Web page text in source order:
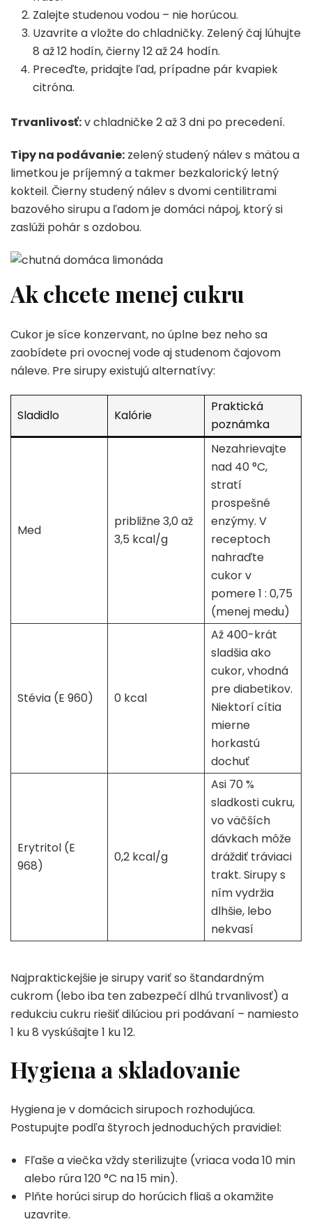
Zalejte studenou vodou – nie horúcou.
Uzavrite a vložte do chladničky. Zelený čaj lúhujte
8 až 12 hodín, čierny 12 až 24 hodín.
Preceďte, pridajte ľad, prípadne pár kvapiek
citróna.
Trvanlivosť:v chladničke 2 až 3 dni po precedení.
Tipy na podávanie: zelený studený nálev s mätou a
limetkou je príjemný a takmer bezkalorický letný
kokteil. Čierny studený nálev s dvomi centilitrami
bazového sirupu a ľadom je domáci nápoj, ktorý si
zaslúži pohár s ozdobou.
Ak chcete menej cukru
Cukor je síce konzervant, no úplne bez neho sa
zaobídete pri ovocnej vode aj studenom čajovom
náleve. Pre sirupy existujú alternatívy:
Sladidlo Kalórie
Praktická
poznámka
Med
približne 3,0 až
3,5 kcal/g
Nezahrievajte
nad 40 °C,
stratí
prospešné
enzýmy. V
receptoch
nahraďte
cukor v
pomere 1 : 0,75
(menej medu)
Stévia (E 960) 0 kcal
Až 400-krát
sladšia ako
cukor, vhodná
pre diabetikov.
Niektorí cítia
mierne
horkastú
dochuť
Erytritol (E
968)
0,2 kcal/g
Asi 70 %
sladkosti cukru,
vo väčších
dávkach môže
dráždiť tráviaci
trakt. Sirupy s
ním vydržia
dlhšie, lebo
nekvasí
Najpraktickejšie je sirupy variť so štandardným
cukrom (lebo iba ten zabezpečí dlhú trvanlivosť) a
redukciu cukru riešiť dilúciou pri podávaní – namiesto
1 ku 8 vyskúšajte 1 ku 12.
Hygiena a skladovanie
Hygiena je v domácich sirupoch rozhodujúca.
Postupujte podľa štyroch jednoduchých pravidiel:
Fľaše a viečka vždy sterilizujte (vriaca voda 10 min
alebo rúra 120 °C na 15 min).
Plňte horúci sirup do horúcich fliaš a okamžite
uzavrite.